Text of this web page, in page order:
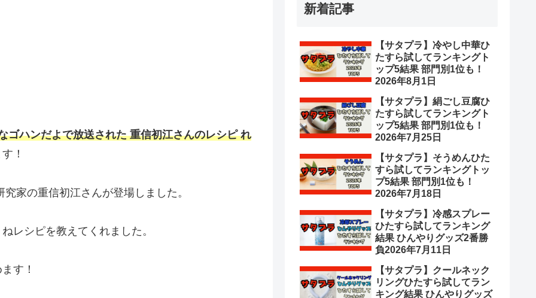
ゴハンだよで放送された 重信初江さんのレシピ れ
！
家の重信初江さんが登場しました。
レシピを教えてくれました。
す！
新着記事
【サタプラ】冷やし中華ひ
たすら試してランキングト
ップ5結果 部門別1位も！
2026年8月1日
【サタプラ】絹ごし豆腐ひ
たすら試してランキングト
ップ5結果 部門別1位も！
2026年7月25日
【サタプラ】そうめんひた
すら試してランキングトッ
プ5結果 部門別1位も！
2026年7月18日
【サタプラ】冷感スプレー
ひたすら試してランキング
結果 ひんやりグッズ2番勝
負2026年7月11日
【サタプラ】クールネック
リングひたすら試してラン
キング結果 ひんやりグッズ